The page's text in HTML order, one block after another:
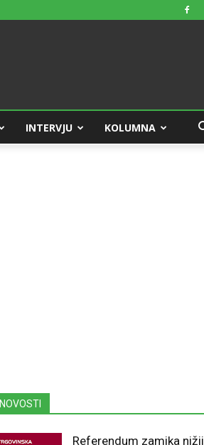
INTERVJU KOLUMNA
NOVOSTI
Referendum zamika nižji